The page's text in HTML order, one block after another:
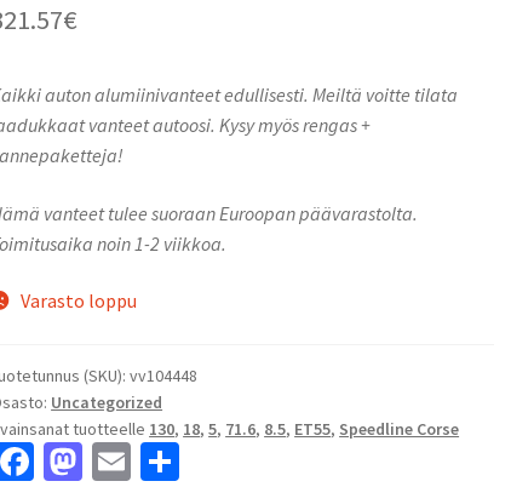
€
auton alumiinivanteet edullisesti. Meiltä voitte tilata
vanteet autoosi. Kysy myös rengas +
vanteet tulee suoraan Euroopan päävarastolta.
noin 1-2 viikkoa.
Varasto loppu
(SKU):vv104448
Uncategorized
tuotteelle 130, 18,5, 71.6, 8.5, ET55, Speedline Corse
Fa M E